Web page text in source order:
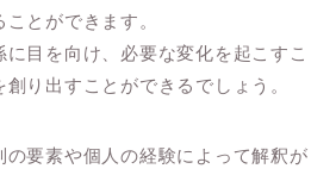
とができます。
目を向け、必要な変化を起こすこ
り出すことができるでしょう。
の要素や個人の経験によって解釈が